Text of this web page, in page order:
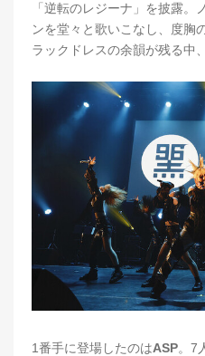
「逆転のレジーナ」を披露
ンを堂々と歌いこなし、度胸
ラックドレスの余韻が残る中
1番手に登場したのはASP。7